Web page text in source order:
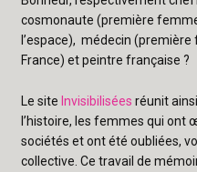
cosmonaute (première
l’espace), médecin
France) et peintre française ?
Le site Invisibilisées réunit
l’histoire, les femmes qui ont
sociétés et ont été oubliées,
collective. Ce travail de